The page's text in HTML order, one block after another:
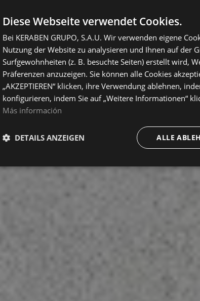
Diese Webseite verwendet Cookies.
Bei KERABEN GRUPO, S.A.U. Wir verwenden eigene
Nutzung der Website zu analysieren und Ihnen auf der
Surfgewohnheiten (z. B. besuchte Seiten) erstellt wird,
Präferenzen anzuzeigen. Sie können alle Cookies
„AKZEPTIEREN“ klicken, ihre Verwendung ablehnen,
konfigurieren, indem Sie auf „Weitere Informationen“
Más información
ALLE
DETAILS ANZEIGEN